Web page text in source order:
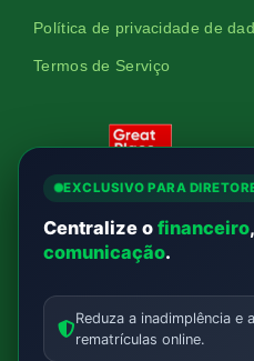
Política de privacidade de
Termos de Serviço
EXCLUSIVO PARA
Centralize o financeiro
comunicação.
Reduza a inadimplência e
rematrículas online.